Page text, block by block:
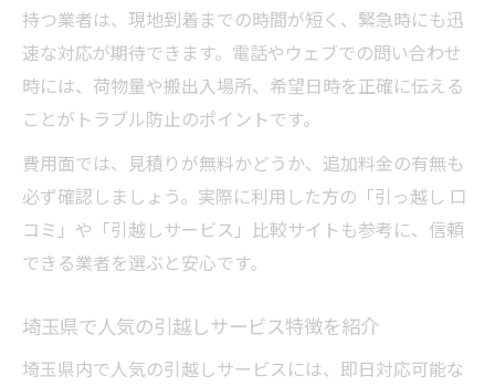
持つ業者は、現地到着までの時間が短く、緊急時にも迅
速な対応が期待できます。電話やウェブでの問い合わせ
時には、荷物量や搬出入場所、希望日時を正確に伝える
ことがトラブル防止のポイントです。
費用面では、見積りが無料かどうか、追加料金の有無も
必ず確認しましょう。実際に利用した方の「引っ越し 口
コミ」や「引越しサービス」比較サイトも参考に、信頼
できる業者を選ぶと安心です。
埼玉県で人気の引越しサービス特徴を紹介
埼玉県内で人気の引越しサービスには、即日対応可能な